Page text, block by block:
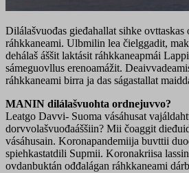
Dilálašvuođas gieđahallat sihke ovttaskas
ráhkkaneami. Ulbmilin lea čielggadit,
dehálaš áššit laktásit ráhkkaneapmái
sámeguovllus erenoamážit.
ráhkkaneami birra ja das ságastallat
MANIN dilálašvuohta ordnejuvvo?
Leatgo Davvi- Suoma vásáhusat
dorvvolašvuođaáššiin? Mii čoaggit
vásáhusain. Koronapandemiija buvttii
spiehkastatdili Supmii. Koronakriisa
ovdanbuktán ođđalágan ráhkkaneami